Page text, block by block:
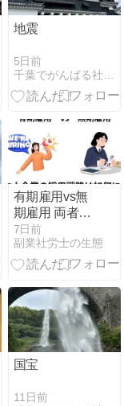
地震
5日前
有期雇用vs無
期雇用 両者の
違い｜中小企
業経営者が知
るべき本当の
メリットと採
用戦略
7日前
副業社労士の生態
国宝
11日前